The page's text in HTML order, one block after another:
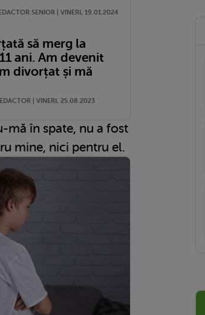
SENIOR | VINERI, 19.01.2024
să merg la
ani. Am devenit
divorțat și mă
| VINERI, 25.08.2023
mă în spate, nu a fost
mine, nici pentru el.